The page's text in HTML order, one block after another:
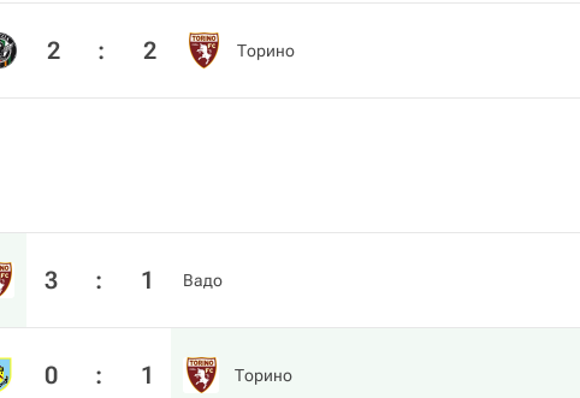
2 : 2 Торино
3 : 1 Вадо
0 : 1 Торино